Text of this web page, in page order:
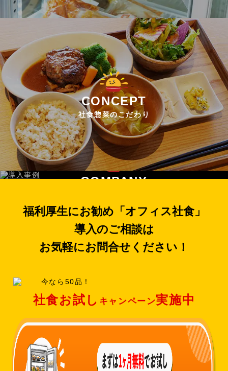
CONCEPT
社食惣菜のこだわり
COMPANY
福利厚生にお勧め「オフィス社食」
導入のご相談は
お気軽にお問合せください！
社食お試し キャンペーン実施中